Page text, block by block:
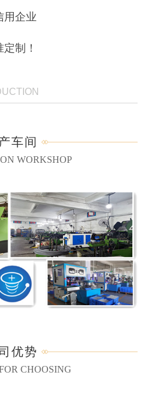
用企业
制！
车间
WORKSHOP
优势
CHOOSING